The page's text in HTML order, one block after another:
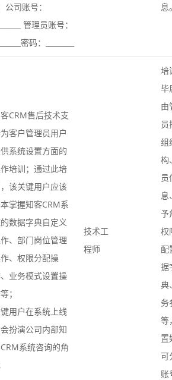
公司账号：
管理员账号：
密码：________
息
CRM售后技术支
客户管理员用户
系统设置方面的
培训；通过此培
该关键用户应该
掌握知客CRM系
数据字典自定义
、部门岗位管理
、权限分配操
业务模式设置操
；
用户在系统上线
扮演公司内部知
系统咨询的角
技术工
程师
培
毕
由
员
组
构
员
息
予
权
配
据
典
务
等
置
可
账